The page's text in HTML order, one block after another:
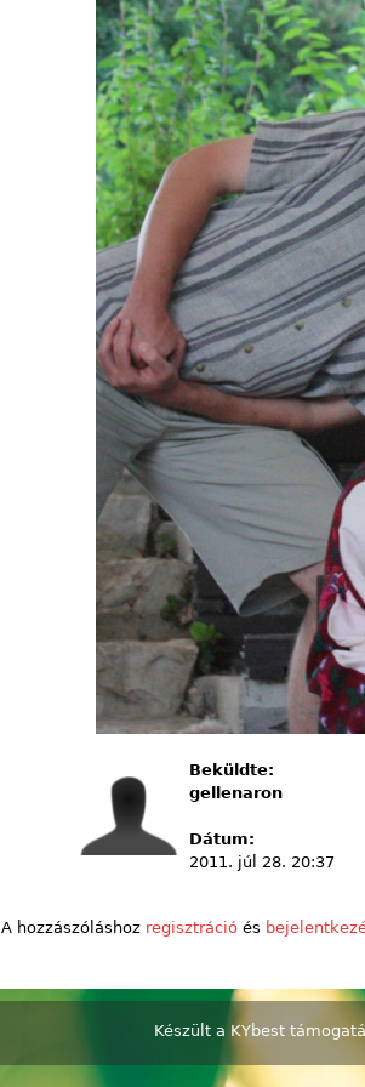
Beküldte:
gellenaron
Dátum:
2011. júl 28. 20:37
A hozzászóláshoz regisztrációés
Készült a KYbest